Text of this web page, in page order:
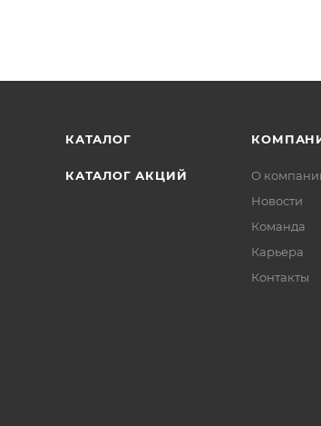
КАТАЛОГ
КАТАЛОГ АКЦИЙ
О
Новости
Команда
Карьера
Контакты